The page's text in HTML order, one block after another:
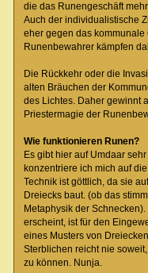
die das Runengeschäft
Auch der individualistische
eher gegen das
Runenbewahrer kämpfen
Die Rückkehr oder die
alten Bräuchen der
des Lichtes. Daher gewinnt
Priestermagie der
Wie funktionieren Runen?
Es gibt hier auf Umdaar
konzentriere ich mich auf
Technik ist göttlich, da sie
Dreiecks baut. (ob das
Metaphysik der
erscheint, ist für den
eines Musters von
Sterblichen reicht nie
zu können. Nunja.